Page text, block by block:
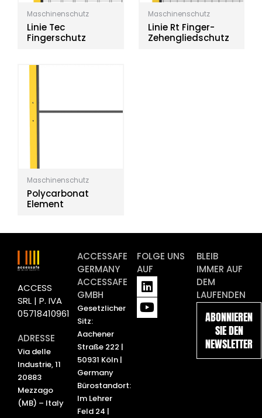
Maschinenschutz
Linie Tec
Fingerschutz
Maschinenschutz
Linie Rt Finger-
Zehengliedschutz
Maschinenschutz
Polycarbonat
Element
ACCESS
SRL | P. IVA
05718410961
ADRESSE
Via delle
Industrie, 11
20883
Mezzago
(MB) – Italy
ACCESSAFE
GERMANY
ACCESSAFE
GMBH
Gesetzlicher
Sitz:
Aachener
Straße 222 |
50931 Köln |
Germany
Bürostandort:
Im Lehrer
Feld 24 |
FOLGE UNS
AUF
L
i
n
k
Y
o
u
t
BLEIB
IMMER AUF
DEM
LAUFENDEN
ABONNIEREN
SIE DEN
NEWSLETTER